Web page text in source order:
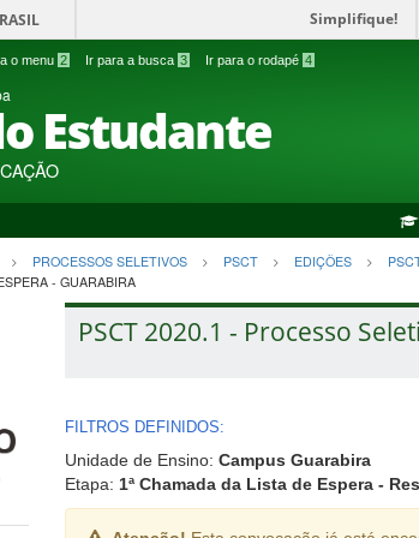
Simplifique!
o menu 2 Ir para a busca 3 Ir para o rodapé 4
Estudante
PROCESSOS SELETIVOS PSCT EDIÇÕES
- GUARABIRA
PSCT 2020.1 - Processo
FILTROS DEFINIDOS:
Unidade de Ensino: Campus Guarabira
Etapa: 1ª Chamada da Lista de Espera -